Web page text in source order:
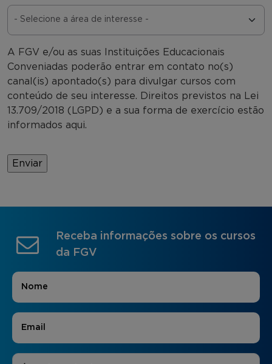
A FGV e/ou as suas Instituições Educacionais
Conveniadas poderão entrar em contato no(s)
canal(is) apontado(s) para divulgar cursos com
conteúdo de seu interesse. Direitos previstos na Lei
13.709/2018 (LGPD) e a sua forma de exercício estão
informados aqui.
Receba informações sobre os cursos
da FGV
Nome
E-mail
Áreas de Interesse